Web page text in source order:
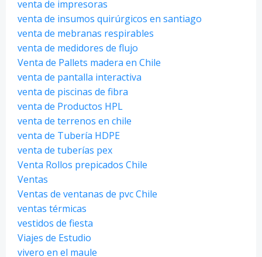
venta de impresoras
venta de insumos quirúrgicos en santiago
venta de mebranas respirables
venta de medidores de flujo
Venta de Pallets madera en Chile
venta de pantalla interactiva
venta de piscinas de fibra
venta de Productos HPL
venta de terrenos en chile
venta de Tubería HDPE
venta de tuberías pex
Venta Rollos prepicados Chile
Ventas
Ventas de ventanas de pvc Chile
ventas térmicas
vestidos de fiesta
Viajes de Estudio
vivero en el maule